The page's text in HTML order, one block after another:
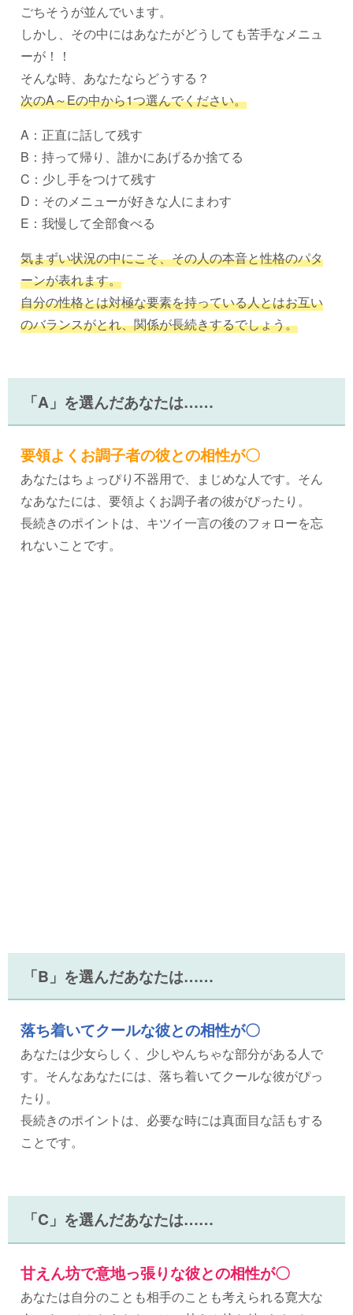
ごちそうが並んでいます。
しかし、その中にはあなたがどうしても苦手なメニュ
ーが！！
そんな時、あなたならどうする？
次のA～Eの中から1つ選んでください。
A：正直に話して残す
B：持って帰り、誰かにあげるか捨てる
C：少し手をつけて残す
D：そのメニューが好きな人にまわす
E：我慢して全部食べる
気まずい状況の中にこそ、その人の本音と性格のパタ
ーンが表れます。
自分の性格とは対極な要素を持っている人とはお互い
のバランスがとれ、関係が長続きするでしょう。
「A」を選んだあなたは……
要領よくお調子者の彼との相性が〇
あなたはちょっぴり不器用で、まじめな人です。そん
なあなたには、要領よくお調子者の彼がぴったり。
長続きのポイントは、キツイ一言の後のフォローを忘
れないことです。
「B」を選んだあなたは……
落ち着いてクールな彼との相性が〇
あなたは少女らしく、少しやんちゃな部分がある人で
す。そんなあなたには、落ち着いてクールな彼がぴっ
たり。
長続きのポイントは、必要な時には真面目な話もする
ことです。
「C」を選んだあなたは……
甘えん坊で意地っ張りな彼との相性が〇
あなたは自分のことも相手のことも考えられる寛大な